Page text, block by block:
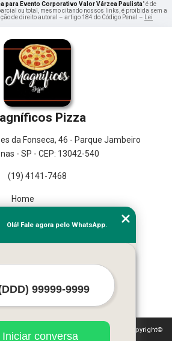
para Evento Corporativo Valor Várzea Paulista" é de
ou total, mesmo citando nossos links, é proibida sem a
de direito autoral – artigo 184 do Código Penal –
Lei
Pizza
da Fonseca, 46 - Parque Jambeiro
- SP - CEP: 13042-540
(19) 4141-7468
Home
Missão
sujeito à proteção de direitos autorais. Copyright©
19/02/1998)
Olá! Fale agora pelo WhatsApp.
Iniciar conversa